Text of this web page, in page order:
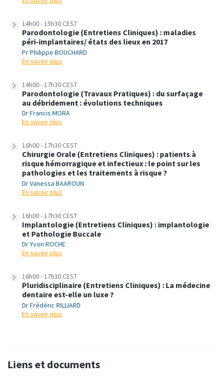
14h00 - 15h30 CEST
Parodontologie (Entretiens Cliniques) : maladies
péri-implantaires/ états des lieux en 2017
Pr Philippe BOUCHARD
En savoir plus
14h00 - 17h30 CEST
Parodontologie (Travaux Pratiques) : du surfaçage
au débridement : évolutions techniques
Dr Francis MORA
En savoir plus
16h00 - 17h30 CEST
Chirurgie Orale (Entretiens Cliniques) : patients à
risque hémorragique et infectieux : le point sur les
pathologies et les traitements à risque ?
Dr Vanessa BAAROUN
En savoir plus
16h00 - 17h30 CEST
Implantologie (Entretiens Cliniques) : implantologie
et Pathologie Buccale
Dr Yvon ROCHE
En savoir plus
16h00 - 17h30 CEST
Pluridisciplinaire (Entretiens Cliniques) : La médecine
dentaire est-elle un luxe ?
Dr Frédéric RILLIARD
En savoir plus
Liens et documents